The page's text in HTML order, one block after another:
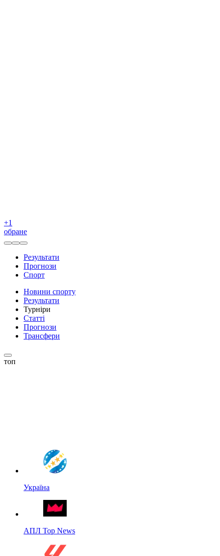
+1
обране
Результати
Прогнози
Спорт
Новини спорту
Результати
Турніри
Статті
Прогнози
Трансфери
топ
Україна
АПЛ Top News